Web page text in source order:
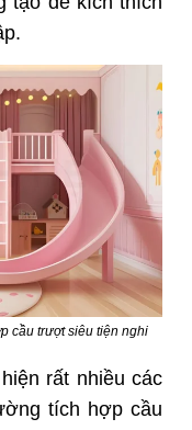
cầu trượt siêu tiện nghi
rất nhiều các
tích hợp cầu